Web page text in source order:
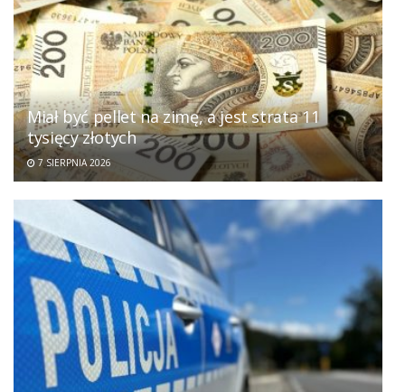
Miał być pellet na zimę, a jest strata 11
tysięcy złotych
7 SIERPNIA 2026